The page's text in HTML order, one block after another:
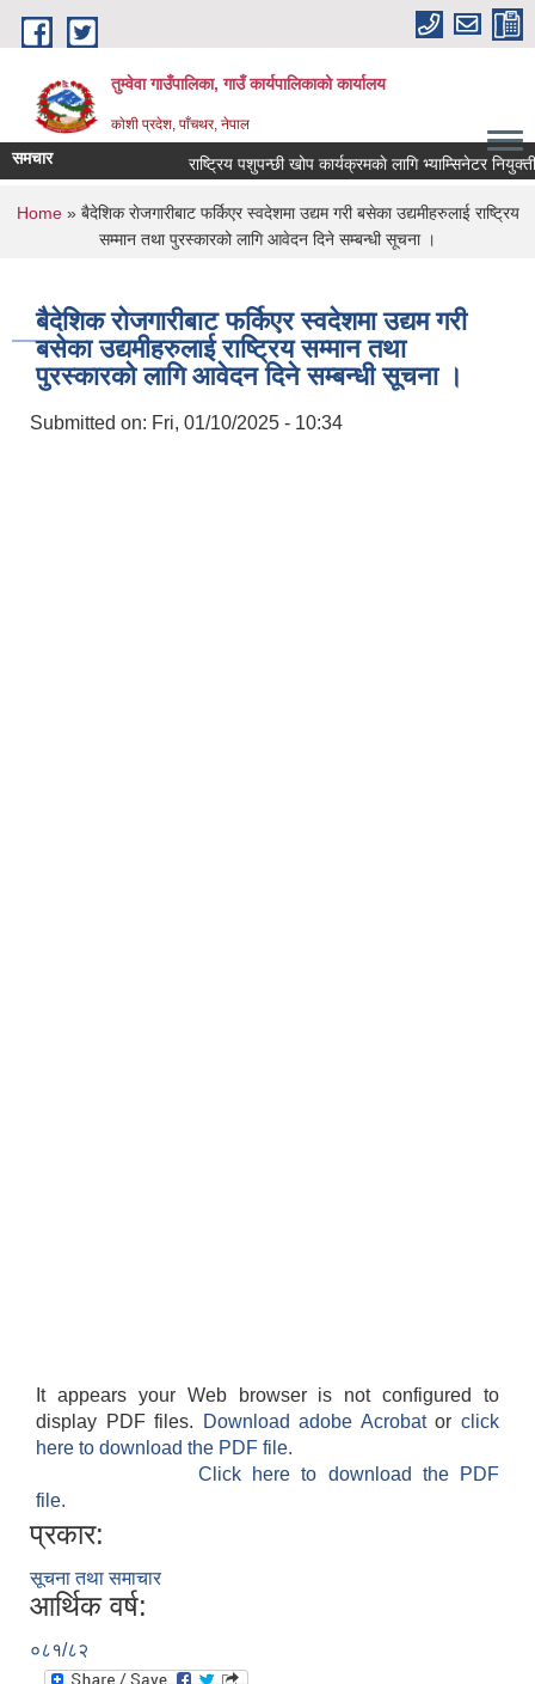
Skip to main content
तुम्वेवा गाउँपालिका, गाउँ कार्यपालिकाको कार्यालय
काेशी प्रदेश, पाँचथर, नेपाल
समचार राष्ट्रिय पशुपन्छी खोप कार्यक्रमकाे लागि भ्याम्सिनेटर
You are here
Home» बैदेशिक राेजगारीबाट फर्किएर स्वदेशमा उद्यम गरी बसेका उद्यमीहरुलाई राष्ट्रिय
सम्मान तथा पुरस्कारको लागि आवेदन दिने सम्बन्धी सूचना ।
बैदेशिक राेजगारीबाट फर्किएर स्वदेशमा उद्यम गरी
बसेका उद्यमीहरुलाई राष्ट्रिय सम्मान तथा
पुरस्कारको लागि आवेदन दिने सम्बन्धी सूचना ।
Submitted on: Fri, 01/10/2025 - 10:34
It appears your Web browser is not configured to
display PDF files.
Download adobe Acrobatorclick
here to download the PDF file.
Click here to download the PDF
file.
प्रकार:
सूचना तथा समाचार
आर्थिक वर्ष:
०८१/८२